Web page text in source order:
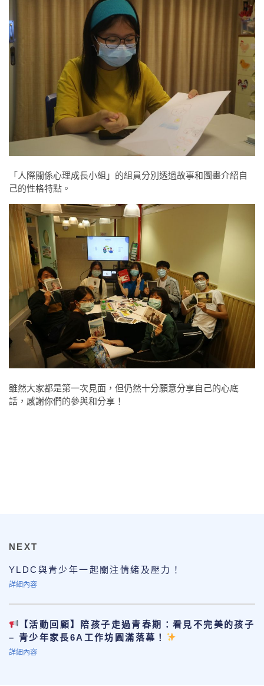
「人際關係心理成長小組」的組員分別透過故事和圖畫介紹自
己的性格特點。
雖然大家都是第一次見面，但仍然十分願意分享自己的心底
話，感謝你們的參與和分享！
NEXT
YLDC與青少年一起關注情緒及壓力！
詳細內容
【活動回顧】陪孩子走過青春期：看見不完美的孩子
– 青少年家長6A工作坊圓滿落幕！
詳細內容